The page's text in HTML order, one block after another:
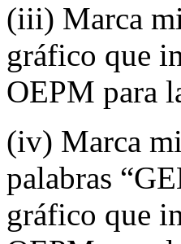
(iii) Marca
gráfico que
OEPM para
(iv) Marca
palabras
gráfico que